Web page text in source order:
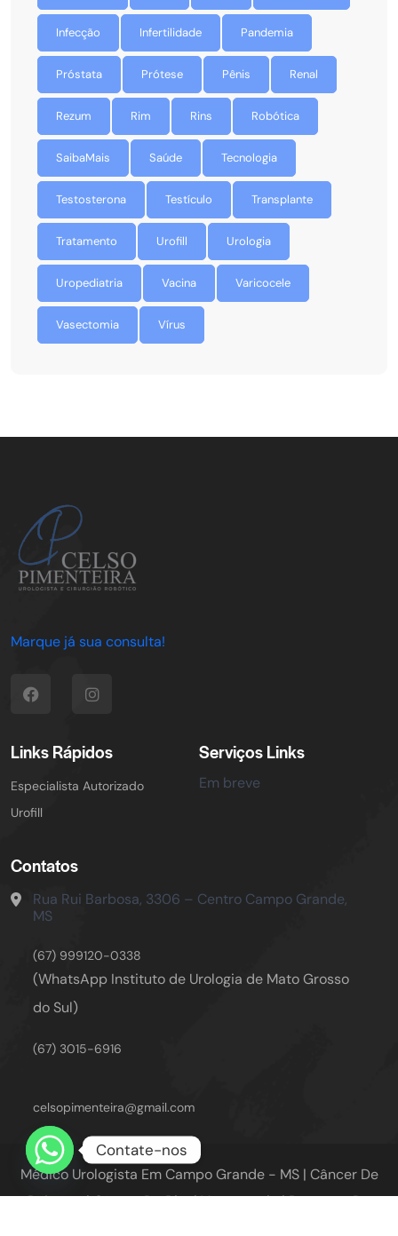
Infecção Infertilidade Pandemia
Próstata Prótese Pênis Renal
Rezum Rim Rins Robótica
SaibaMais Saúde Tecnologia
Testosterona Testículo Transplante
Tratamento Urofill Urologia
Uropediatria Vacina Varicocele
Vasectomia Vírus
Marque já sua consulta!
Links Rápidos
Especialista Autorizado
Urofill
Serviços Links
Em breve
Contatos
Rua Rui Barbosa, 3306 – Centro Campo Grande,
MS
(67) 999120-0338
(WhatsApp Instituto de Urologia de Mato Grosso
do Sul)
(67) 3015-6916
celsopimenteira@gmail.com
Médico Urologista Em Campo Grande - MS | Câncer De
Próstata | Câncer De Rim | Vasectomia | Reversão De
Contate-nos